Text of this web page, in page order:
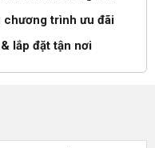
chương trình ưu đãi
lắp đặt tận nơi